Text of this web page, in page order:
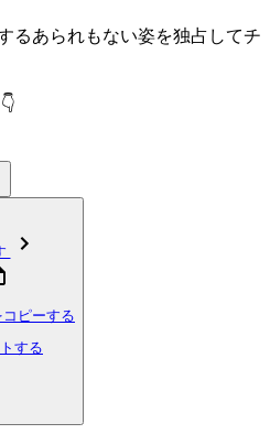
るあられもない姿を独占してチ
コピーする
する